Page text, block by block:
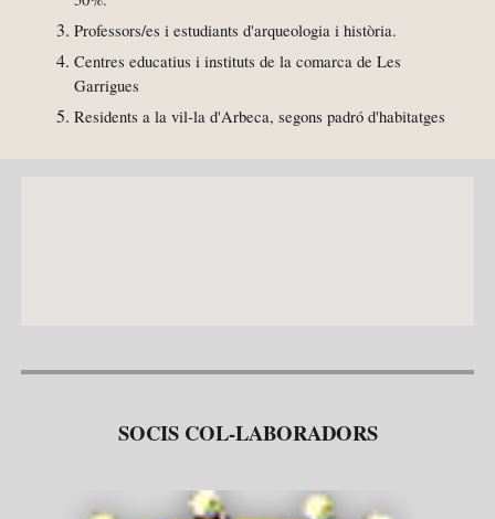
Professors/es i estudiants d'arqueologia i història.
Centres educatius i instituts de la comarca de Les
Garrigues
Residents a la vil-la d'Arbeca, segons padró d'habitatges
SOCIS COL-LABORADORS